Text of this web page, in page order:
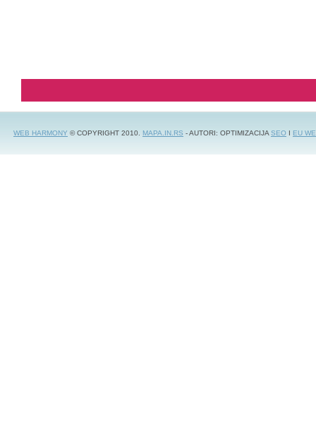
WEB HARMONY © COPYRIGHT 2010. MAPA.IN.RS - AUTORI: OPTIMIZACIJA SEO I EU